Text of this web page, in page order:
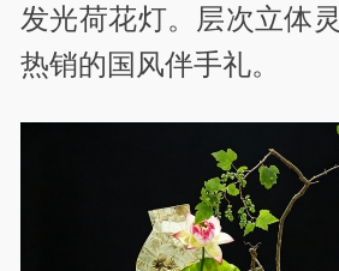
发光荷花灯。层次立体
热销的国风伴手礼。